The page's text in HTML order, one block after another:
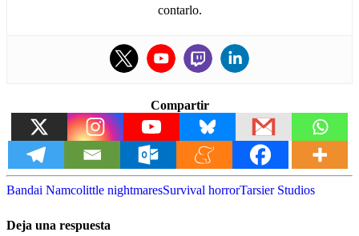
contarlo.
Compartir
Bandai Namcolittle nightmaresSurvival horrorTarsier Studios
Deja una respuesta